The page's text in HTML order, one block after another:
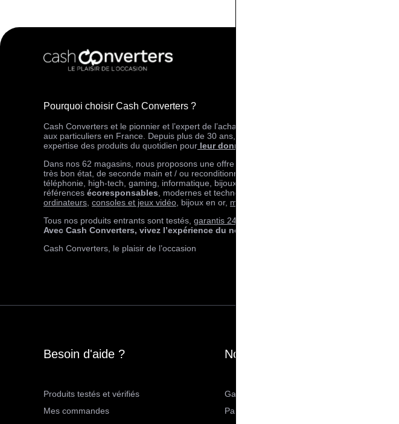
Pourquoi choisir Cash Converters ?
Cash Converters et le pionnier et l’expert de l’achat-vente de
aux particuliers en France. Depuis plus de 30 ans, votre marque préférée vend, achète et
expertise des produits du quotidien pour leur donner une seconde vie
Dans nos 62 magasins, nous proposons une offre de produits large, premium, accessibles, en
très bon état, de seconde main et / ou reconditionnés avec principalement les familles
téléphonie, high-tech, gaming, informatique, bijoux et maroquinerie de luxe. Un panel de
références écoresponsables , modernes et technologiques :
ordinateurs consoles et jeux vidéo , bijoux en or, maroquinerie de luxe
Tous nos produits entrants sont testés, garantis 24 mois
Avec Cash Converters, vivez l’expérience du neuf avec de l’occasion!
Cash Converters, le plaisir de l’occasion
Besoin d'aide ?
Produits testés et vérifiés
Mes commandes
Nos services
Garantie 2 ans
Paiement sécurisé